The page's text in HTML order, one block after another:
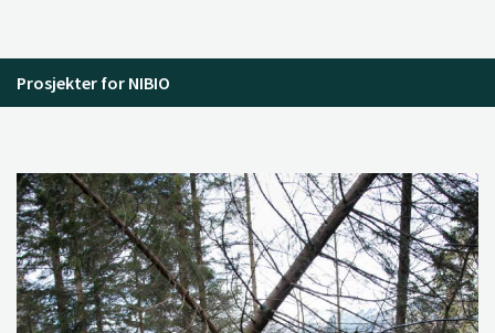
Prosjekter for NIBIO